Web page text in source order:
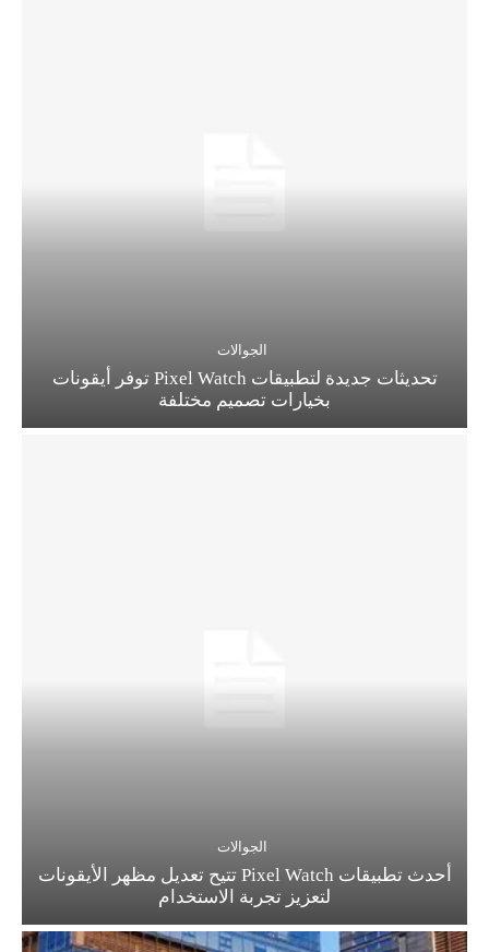
الجوالات
تحديثات جديدة لتطبيقات Pixel Watch توفر أيقونات
بخيارات تصميم مختلفة
الجوالات
أحدث تطبيقات Pixel Watch تتيح تعديل مظهر الأيقونات
لتعزيز تجربة الاستخدام